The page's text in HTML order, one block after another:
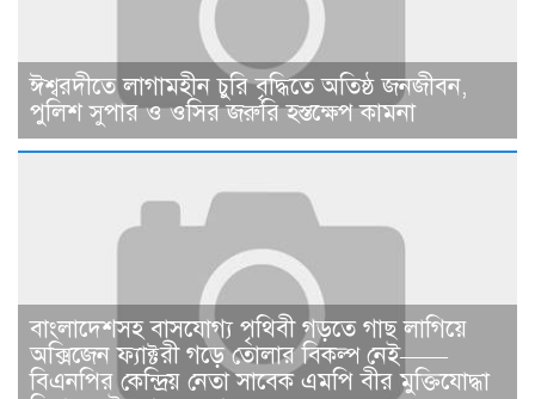
ঈশ্বরদীতে লাগামহীন চুরি বৃদ্ধিতে অতিষ্ঠ জনজীবন,
পুলিশ সুপার ও ওসির জরুরি হস্তক্ষেপ কামনা ​
বাংলাদেশসহ বাসযোগ্য পৃথিবী গড়তে গাছ লাগিয়ে
অক্সিজেন ফ্যাক্টরী গড়ে তোলার বিকল্প নেই——
বিএনপির কেন্দ্রিয় নেতা সাবেক এমপি বীর মুক্তিযোদ্ধা